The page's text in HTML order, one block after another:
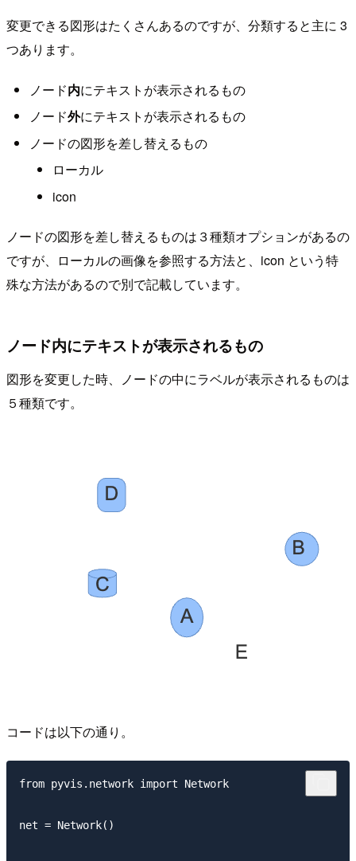
変更できる図形はたくさんあるのですが、分類すると主に 3
つあります。
ノード内にテキストが表示されるもの
ノード外にテキストが表示されるもの
ノードの図形を差し替えるもの
ローカル
icon
ノードの図形を差し替えるものは３種類オプションがあるの
ですが、ローカルの画像を参照する方法と、icon という特
殊な方法があるので別で記載しています。
ノード内にテキストが表示されるもの
図形を変更した時、ノードの中にラベルが表示されるものは
５種類です。
コードは以下の通り。
from pyvis.network import Network
net = Network()